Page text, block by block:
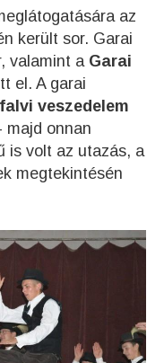
az
került sor. Garai
valamint a Garai
el. A garai
veszedelem
majd onnan
is volt az utazás, a
megtekintésén